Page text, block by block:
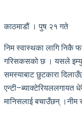
काठमाडौं । पुष २१ गते
निम स्वास्थका लागि निकै
गरिसकसको छ । यसले
समस्याबाट छुटकारा
एन्टी–ब्याक्टेरियललगायत
मानिसलाई बचाउँछन् ।नीम